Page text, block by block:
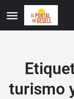
turismo